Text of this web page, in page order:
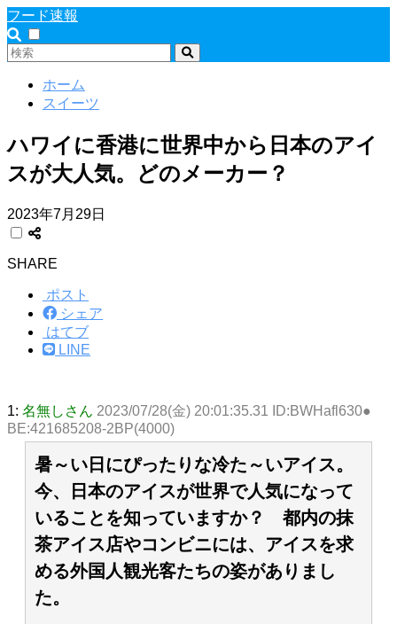
フード速報
ホーム
スイーツ
ハワイに香港に世界中から日本のアイ
スが大人気。どのメーカー？
2023年7月29日
SHARE
ポスト
シェア
はてブ
LINE
1: 名無しさん 2023/07/28(金) 20:01:35.31 ID:BWHafl630●
BE:421685208-2BP(4000)
暑～い日にぴったりな冷た～いアイス。
今、日本のアイスが世界で人気になって
いることを知っていますか？ 都内の抹
茶アイス店やコンビニには、アイスを求
める外国人観光客たちの姿がありまし
た。